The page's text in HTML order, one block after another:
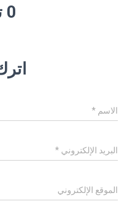
0 تعليق
الاسم *
البريد الإلكتروني *
الموقع الإلكتروني